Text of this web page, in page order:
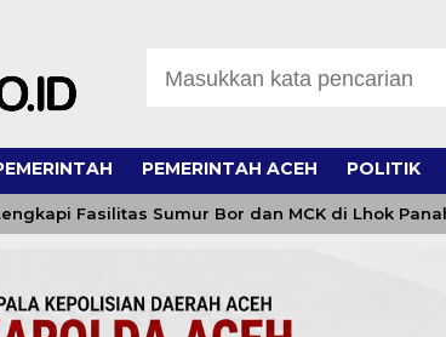
PEMERINTAH ACEH POLITIK
Sumur Bor dan MCK di Lhok Panah